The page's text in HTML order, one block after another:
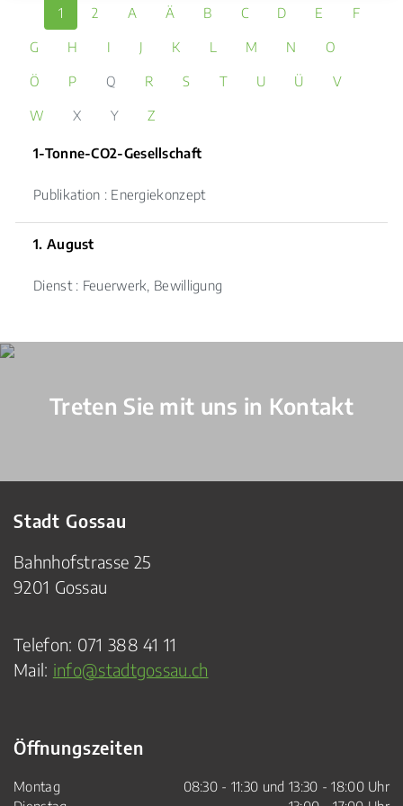
1 2 A Ä B C D E F
G H I J K L M N O
Ö P Q R S T U Ü V
W X Y Z
1-Tonne-CO2-Gesellschaft
Publikation : Energiekonzept
1. August
Dienst : Feuerwerk, Bewilligung
Verschiedene Informationen
Treten Sie mit uns in Kontakt
Stadt Gossau
Bahnhofstrasse 25
9201 Gossau
Telefon: 071 388 41 11
Mail: info@stadtgossau.ch
Öffnungszeiten
Montag
08:30 - 11:30 und 13:30 - 18:00 Uhr